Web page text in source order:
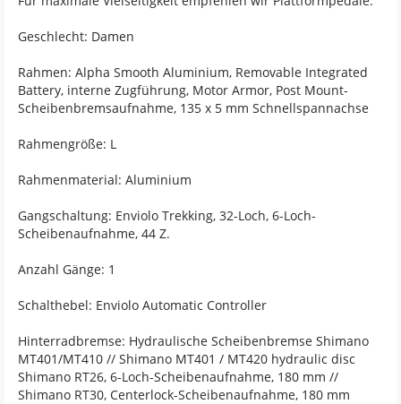
Geschlecht: Damen
Rahmen: Alpha Smooth Aluminium, Removable Integrated
Battery, interne Zugführung, Motor Armor, Post Mount-
Scheibenbremsaufnahme, 135 x 5 mm Schnellspannachse
Rahmengröße: L
Rahmenmaterial: Aluminium
Gangschaltung: Enviolo Trekking, 32-Loch, 6-Loch-
Scheibenaufnahme, 44 Z.
Anzahl Gänge: 1
Schalthebel: Enviolo Automatic Controller
Hinterradbremse: Hydraulische Scheibenbremse Shimano
MT401/MT410 // Shimano MT401 / MT420 hydraulic disc
Shimano RT26, 6-Loch-Scheibenaufnahme, 180 mm //
Shimano RT30, Centerlock-Scheibenaufnahme, 180 mm